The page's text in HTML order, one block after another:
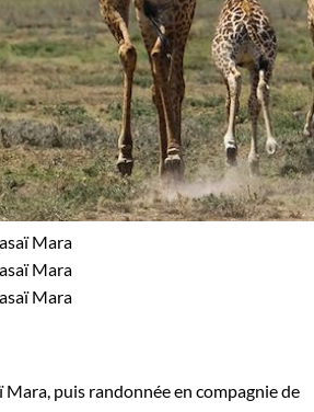
puis randonnée en compagnie de